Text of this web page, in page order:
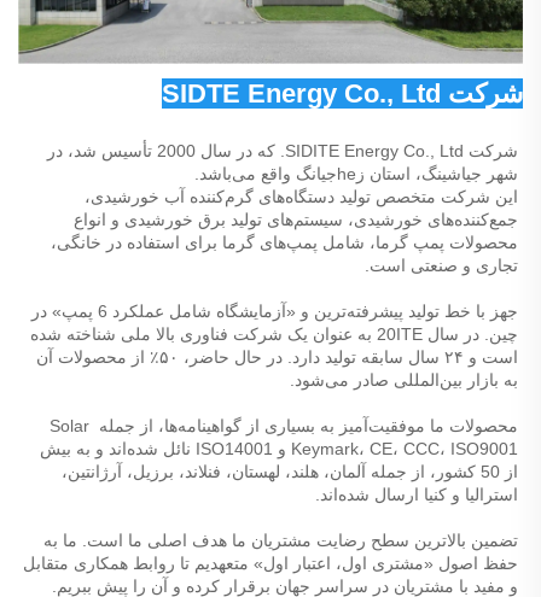
شرکت SIDTE Energy Co., Ltd
شهر جیا‌شینگ، استان زheجیانگ واقع می‌باشد.
تجاری و صنعتی است.
به بازار بین‌المللی صادر می‌شود.
محصولات ما موفقیت‌آمیز به بسیاری از گواهینامه‌ها، از جمله Solar
استرالیا و کنیا ارسال شده‌اند.
و مفید با مشتریان در سراسر جهان برقرار کرده و آن را پیش ببریم.